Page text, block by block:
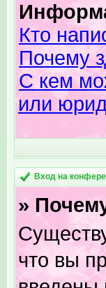
Кто
Почему
С кем
или
Вход на
»
что вы